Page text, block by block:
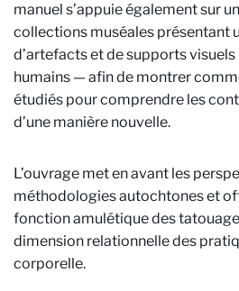
manuel s’appuie également sur
collections muséales présentant
d’artefacts et de supports
humains — afin de montrer
étudiés pour comprendre les
d’une manière nouvelle.
L’ouvrage met en avant les
méthodologies autochtones et
fonction amulétique des
dimension relationnelle des
corporelle.